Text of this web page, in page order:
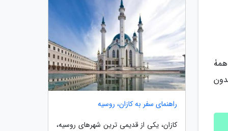
راهنمای سفر به کازان، روسیه
کازان، یکی از قدیمی ترین شهرهای روسیه،